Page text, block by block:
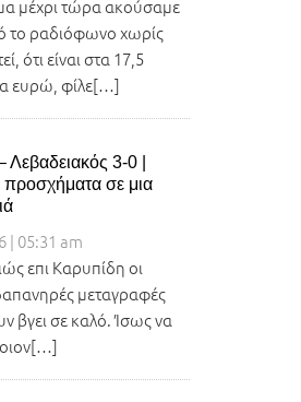
μέχρι τώρα ακούσαμε
το ραδιόφωνο χωρίς
ότι είναι στα 17,5
ευρώ, φίλε[…]
3-0 |
προσχήματα σε μια
| 05:31 am
επι Καρυπίδη οι
μεταγραφές
βγει σε καλό. Ίσως να